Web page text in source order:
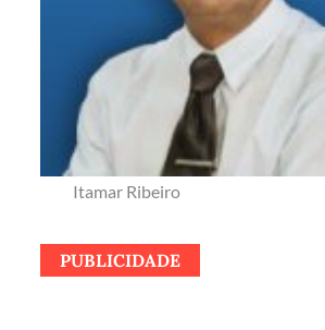
Itamar Ribeiro
PUBLICIDADE